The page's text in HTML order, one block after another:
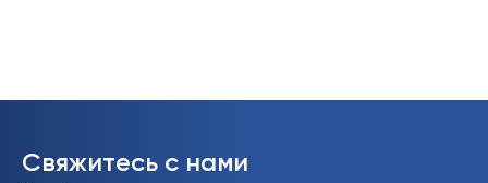
Свяжитесь с нами